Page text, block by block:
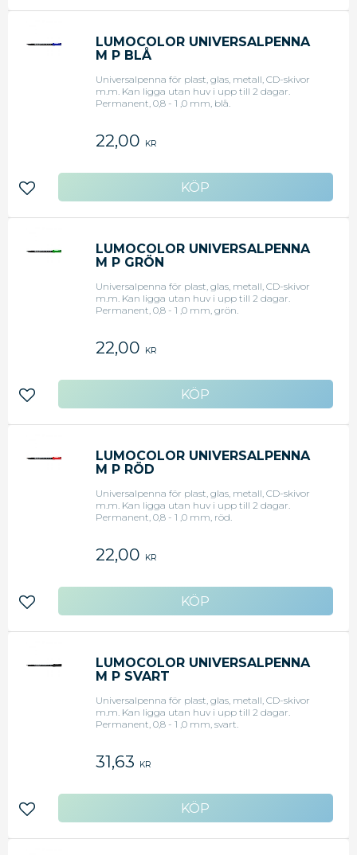
LUMOCOLOR UNIVERSALPENNA
M P BLÅ
Universalpenna för plast, glas, metall, CD-skivor
m.m. Kan ligga utan huv i upp till 2 dagar.
Permanent, 0,8 - 1 ,0 mm, blå.
22,00 KR
Lägg till i favoriter
LUMOCOLOR UNIVERSALPENNA
M P GRÖN
Universalpenna för plast, glas, metall, CD-skivor
m.m. Kan ligga utan huv i upp till 2 dagar.
Permanent, 0,8 - 1 ,0 mm, grön.
22,00 KR
Lägg till i favoriter
LUMOCOLOR UNIVERSALPENNA
M P RÖD
Universalpenna för plast, glas, metall, CD-skivor
m.m. Kan ligga utan huv i upp till 2 dagar.
Permanent, 0,8 - 1 ,0 mm, röd.
22,00 KR
Lägg till i favoriter
LUMOCOLOR UNIVERSALPENNA
M P SVART
Universalpenna för plast, glas, metall, CD-skivor
m.m. Kan ligga utan huv i upp till 2 dagar.
Permanent, 0,8 - 1 ,0 mm, svart.
31,63 KR
Lägg till i favoriter